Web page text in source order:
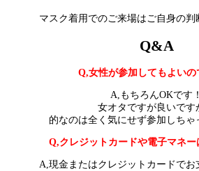
マスク着用でのご来場はご自身の判
Q&A
Q,女性が参加してもよいの
A,もちろんOKです！
女オタですが良いです
的なのは全く気にせず参加しちゃ
Q,クレジットカードや電子マネー
A,現金またはクレジットカードでお